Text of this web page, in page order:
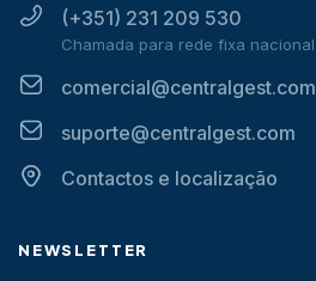
(+351) 231 209 530
Chamada para rede fixa nacional
comercial@centralgest.com
suporte@centralgest.com
Contactos e localização
NEWSLETTER